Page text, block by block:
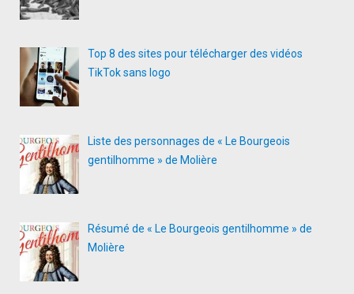
Top 8 des sites pour télécharger des vidéos
TikTok sans logo
Liste des personnages de « Le Bourgeois
gentilhomme » de Molière
Résumé de « Le Bourgeois gentilhomme » de
Molière